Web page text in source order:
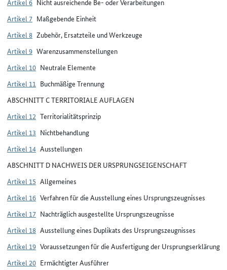
Artikel 6 Nicht ausreichende Be- oder Verarbeitungen
Artikel 7 Maßgebende Einheit
Artikel 8 Zubehör, Ersatzteile und Werkzeuge
Artikel 9 Warenzusammenstellungen
Artikel 10 Neutrale Elemente
Artikel 11 Buchmäßige Trennung
ABSCHNITT C TERRITORIALE AUFLAGEN
Artikel 12 Territorialitätsprinzip
Artikel 13 Nichtbehandlung
Artikel 14 Ausstellungen
ABSCHNITT D NACHWEIS DER URSPRUNGSEIGENSCHAFT
Artikel 15 Allgemeines
Artikel 16 Verfahren für die Ausstellung eines Ursprungszeugnisses
Artikel 17 Nachträglich ausgestellte Ursprungszeugnisse
Artikel 18 Ausstellung eines Duplikats des Ursprungszeugnisses
Artikel 19 Voraussetzungen für die Ausfertigung der Ursprungserklärung
Artikel 20 Ermächtigter Ausführer